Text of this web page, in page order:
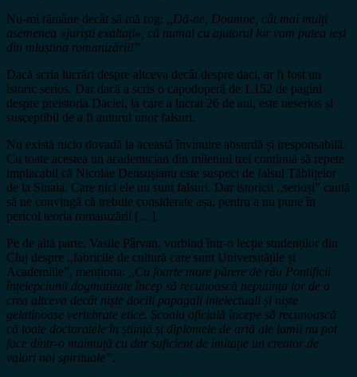
Nu-mi rămâne decât să mă rog:
,,Dă-ne, Doamne, cât mai mulți
asemenea «juriști exaltați», că numai cu ajutorul lor vom putea ieși
din mlaștina romanizării!”
Dacă scria lucrări despre altceva decât despre daci, ar fi fost un
istoric serios. Dar dacă a scris o capodoperă de 1.152 de pagini
despre preistoria Daciei, la care a lucrat 26 de ani, este neserios și
susceptibil de a fi autorul unor falsuri.
Nu există nicio dovadă la această învinuire absurdă și iresponsabilă.
Cu toate acestea un academician din mileniul trei continuă să repete
implacabil că Nicolae Densușianu este suspect de falsul Tăblițelor
de la Sinaia. Care nici ele nu sunt falsuri. Dar istoricii ,,serioși” caută
să ne convingă că trebuie considerate așa, pentru a nu pune în
pericol teoria romanizării […].
Pe de altă parte, Vasile Pârvan, vorbind într-o lecție studenților din
Cluj despre ,,fabricile de cultură care sunt Universitățile și
Academiile”, menționa:
,,Cu foarte mare părere de rău Pontificii
înțelepciunii dogmatizate încep să recunoască neputința lor de a
crea altceva decât niște docili papagali intelectuali și niște
gelatinoase vertebrate etice. Școala oficială începe să recunoască
că toate doctoratele în știință și diplomele de artă ale lumii nu pot
face dintr-o maimuță cu dar suficient de imitație un creator de
valori noi spirituale”.